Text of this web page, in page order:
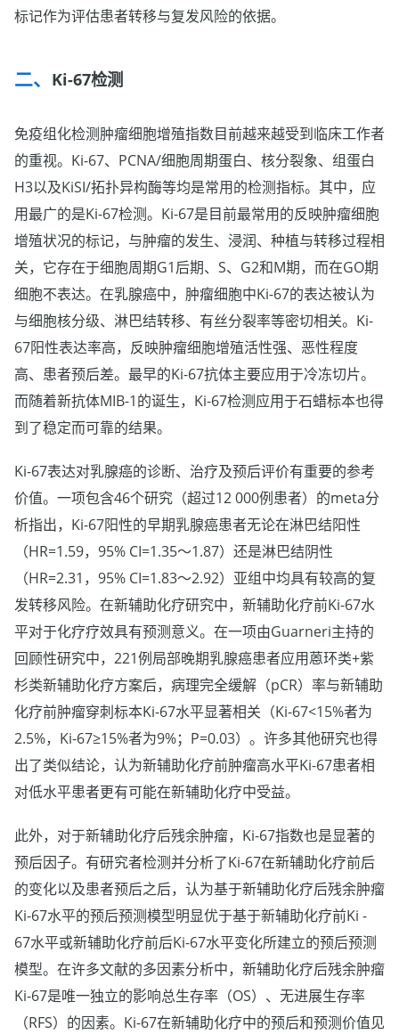
标记作为评估患者转移与复发风险的依据。
Ki-67检测
免疫组化检测肿瘤细胞增殖指数目前越来越受到临床工作者
的重视。Ki-67、PCNA/细胞周期蛋白、核分裂象、组蛋白
H3以及KiSI/拓扑异构酶等均是常用的检测指标。其中，应
用最广的是Ki-67检测。Ki-67是目前最常用的反映肿瘤细胞
增殖状况的标记，与肿瘤的发生、浸润、种植与转移过程相
关，它存在于细胞周期G1后期、S、G2和M期，而在GO期
细胞不表达。在乳腺癌中，肿瘤细胞中Ki-67的表达被认为
与细胞核分级、淋巴结转移、有丝分裂率等密切相关。Ki-
67阳性表达率高，反映肿瘤细胞增殖活性强、恶性程度
高、患者预后差。最早的Ki-67抗体主要应用于冷冻切片。
而随着新抗体MIB-1的诞生，Ki-67检测应用于石蜡标本也得
到了稳定而可靠的结果。
Ki-67表达对乳腺癌的诊断、治疗及预后评价有重要的参考
价值。一项包含46个研究（超过12 000例患者）的meta分
析指出，Ki-67阳性的早期乳腺癌患者无论在淋巴结阳性
（HR=1.59，95% CI=1.35～1.87）还是淋巴结阴性
（HR=2.31，95% CI=1.83～2.92）亚组中均具有较高的复
发转移风险。在新辅助化疗研究中，新辅助化疗前Ki-67水
平对于化疗疗效具有预测意义。在一项由Guarneri主持的
回顾性研究中，221例局部晚期乳腺癌患者应用蒽环类+紫
杉类新辅助化疗方案后，病理完全缓解（pCR）率与新辅助
化疗前肿瘤穿刺标本Ki-67水平显著相关（Ki-67<15%者为
2.5%，Ki-67≥15%者为9%；P=0.03）。许多其他研究也得
出了类似结论，认为新辅助化疗前肿瘤高水平Ki-67患者相
对低水平患者更有可能在新辅助化疗中受益。
此外，对于新辅助化疗后残余肿瘤，Ki-67指数也是显著的
预后因子。有研究者检测并分析了Ki-67在新辅助化疗前后
的变化以及患者预后之后，认为基于新辅助化疗后残余肿瘤
Ki-67水平的预后预测模型明显优于基于新辅助化疗前Ki -
67水平或新辅助化疗前后Ki-67水平变化所建立的预后预测
模型。在许多文献的多因素分析中，新辅助化疗后残余肿瘤
Ki-67是唯一独立的影响总生存率（OS）、无进展生存率
（RFS）的因素。Ki-67在新辅助化疗中的预后和预测价值见